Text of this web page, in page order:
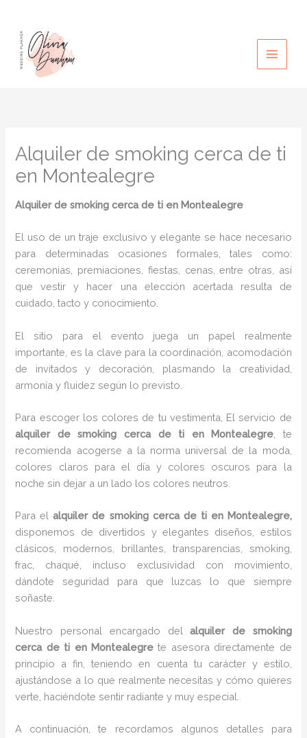
contenido
Alquiler de smoking cerca de ti
en Montealegre
Alquiler de smoking cerca de ti en Montealegre
El uso de un traje exclusivo y elegante se hace necesario
para determinadas ocasiones formales, tales como:
ceremonias, premiaciones, fiestas, cenas, entre otras, así
que vestir y hacer una elección acertada resulta de
cuidado, tacto y conocimiento.
El sitio para el evento juega un papel realmente
importante, es la clave para la coordinación, acomodación
de invitados y decoración, plasmando la creatividad,
armonía y fluidez según lo previsto.
Para escoger los colores de tu vestimenta, El servicio de
alquiler de smoking cerca de ti en Montealegre , te
recomienda acogerse a la norma universal de la moda,
colores claros para el día y colores oscuros para la
noche sin dejar a un lado los colores neutros.
Para elalquiler de smoking cerca de ti en Montealegre,
disponemos de divertidos y elegantes diseños, estilos
clásicos, modernos, brillantes, transparencias, smoking,
frac, chaqué, incluso exclusividad con movimiento,
dándote seguridad para que luzcas lo que siempre
soñaste.
Nuestro personal encargado delalquiler de smoking
cerca de ti en Montealegre te asesora directamente de
principio a fin, teniendo en cuenta tu carácter y estilo,
ajustándose a lo que realmente necesitas y cómo quieres
verte, haciéndote sentir radiante y muy especial.
A continuación, te recordamos algunos detalles para